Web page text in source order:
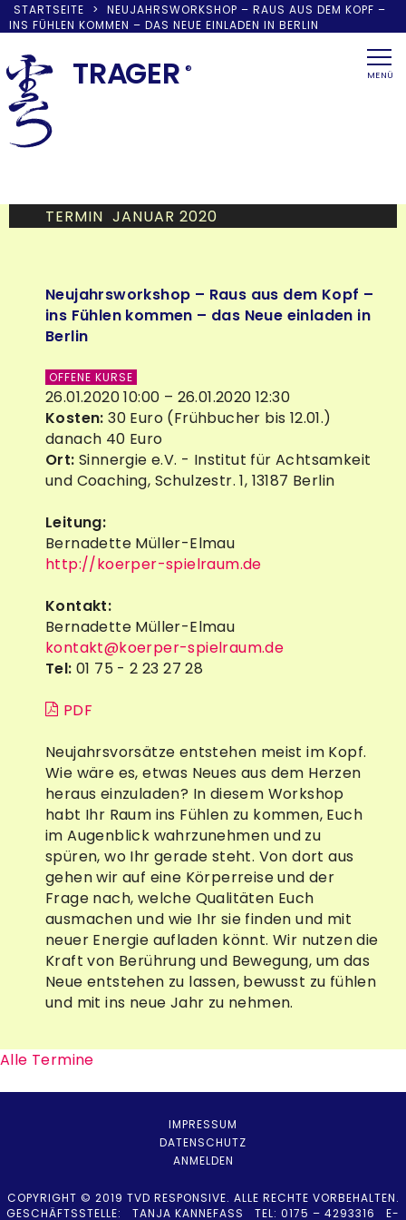
STARTSEITE >
NEUJAHRSWORKSHOP – RAUS AUS DEM KOPF –
INS FÜHLEN KOMMEN – DAS NEUE EINLADEN IN BERLIN
to
content
TRAGER ® MENÜ
TERMIN JANUAR 2020
Neujahrsworkshop – Raus aus dem Kopf –
ins Fühlen kommen – das Neue einladen in
Berlin
OFFENE KURSE
26.01.2020 10:00 – 26.01.2020 12:30
Kosten: 30 Euro (Frühbucher bis 12.01.)
danach 40 Euro
Ort: Sinnergie e.V. - Institut für Achtsamkeit
und Coaching, Schulzestr. 1, 13187 Berlin
Leitung:
Bernadette Müller-Elmau
http://koerper-spielraum.de
Kontakt:
Bernadette Müller-Elmau
kontakt@koerper-spielraum.de
Tel: 01 75 - 2 23 27 28
PDF
Neujahrsvorsätze entstehen meist im Kopf.
Wie wäre es, etwas Neues aus dem Herzen
heraus einzuladen? In diesem Workshop
habt Ihr Raum ins Fühlen zu kommen, Euch
im Augenblick wahrzunehmen und zu
spüren, wo Ihr gerade steht. Von dort aus
gehen wir auf eine Körperreise und der
Frage nach, welche Qualitäten Euch
ausmachen und wie Ihr sie finden und mit
neuer Energie aufladen könnt. Wir nutzen die
Kraft von Berührung und Bewegung, um das
Neue entstehen zu lassen, bewusst zu fühlen
und mit ins neue Jahr zu nehmen.
Alle Termine
IMPRESSUM
DATENSCHUTZ
ANMELDEN
COPYRIGHT © 2019 TVD RESPONSIVE. ALLE RECHTE VORBEHALTEN.
GESCHÄFTSSTELLE: TANJA KANNEFASS TEL: 0175 – 4293316 E-